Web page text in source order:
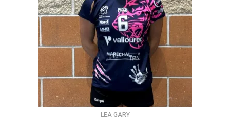
LEA GARY